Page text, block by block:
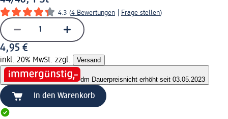
4.3 (4 Bewertungen Frage stellen)
4,95 €
inkl. 20% MwSt. zzgl. Versand
dm Dauerpreisnicht erhöht seit 03.05.2023
In den Warenkorb